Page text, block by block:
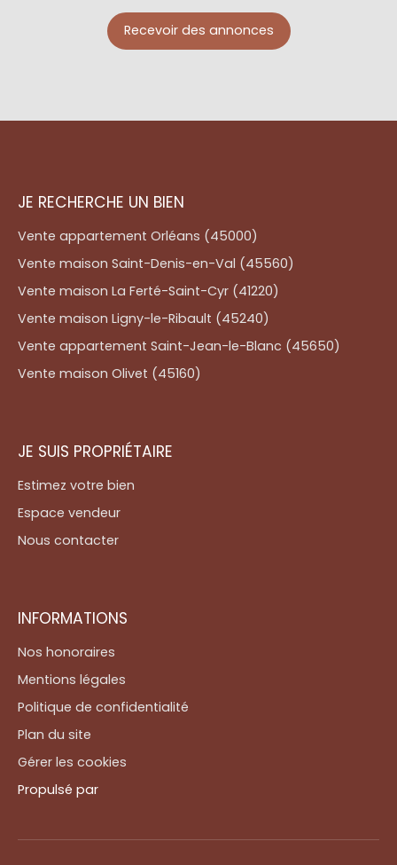
Recevoir des annonces
JE RECHERCHE UN BIEN
Vente appartement Orléans (45000)
Vente maison Saint-Denis-en-Val (45560)
Vente maison La Ferté-Saint-Cyr (41220)
Vente maison Ligny-le-Ribault (45240)
Vente appartement Saint-Jean-le-Blanc (45650)
Vente maison Olivet (45160)
JE SUIS PROPRIÉTAIRE
Estimez votre bien
Espace vendeur
Nous contacter
INFORMATIONS
Nos honoraires
Mentions légales
Politique de confidentialité
Plan du site
Gérer les cookies
Propulsé par